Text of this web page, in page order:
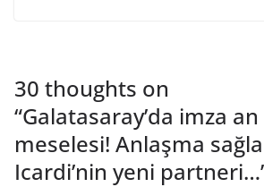
30 thoughts on
“Galatasaray’da imza an
meselesi! Anlaşma
Icardi’nin yeni partneri…